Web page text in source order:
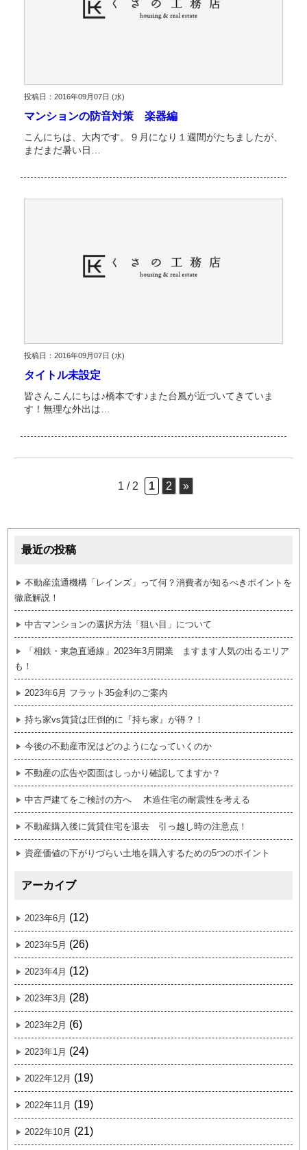
投稿日：2016年09月07日 (水)
マンションの防音対策 楽器編
こんにちは、大内です。９月になり１週間がたちましたが、
まだまだ暑い日…
投稿日：2016年09月07日 (水)
タイトル未設定
皆さんこんにちは♪橋本です♪また台風が近づいてきていま
す！無理な外出は…
1 / 2 1 2 »
最近の投稿
不動産流通機構「レインズ」って何？消費者が知るべきポイントを
徹底解説！
中古マンションの選択方法「狙い目」について
「相鉄・東急直通線」2023年3月開業 ますます人気の出るエリア
も！
2023年6月 フラット35金利のご案内
持ち家vs賃貸は圧倒的に『持ち家』が得？！
今後の不動産市況はどのようになっていくのか
不動産の広告や図面はしっかり確認してますか？
中古戸建てをご検討の方へ 木造住宅の耐震性を考える
不動産購入後に賃貸住宅を退去 引っ越し時の注意点！
資産価値の下がりづらい土地を購入するための5つのポイント
アーカイブ
2023年6月 (12)
2023年5月 (26)
2023年4月 (12)
2023年3月 (28)
2023年2月 (6)
2023年1月 (24)
2022年12月 (19)
2022年11月 (19)
2022年10月 (21)